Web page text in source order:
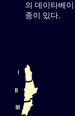
의 데이타베
종이 있다.